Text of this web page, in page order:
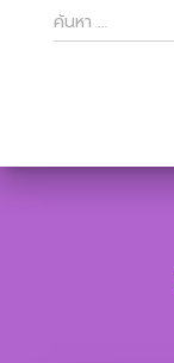
ค้
น
ห
ค้นหา …